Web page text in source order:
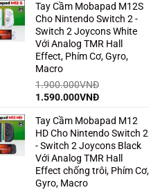
là:
1.500.000VNĐ.
tại
là:
850.000VNĐ.
Tay Cầm Mobapad M12S
Cho Nintendo Switch 2 -
Switch 2 Joycons White
Với Analog TMR Hall
Effect, Phím Cơ, Gyro,
Macro
1.900.000VNĐ
Giá
là:
1.900.000VNĐ.
1.590.000VNĐGiá
tại
là:
1.590.000VNĐ.
Tay Cầm Mobapad M12
HD Cho Nintendo Switch 2
- Switch 2 Joycons Black
Với Analog TMR Hall
Effect chống trôi, Phím Cơ,
Gyro, Macro